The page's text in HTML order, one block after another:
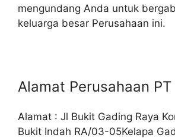
mengundang Anda untuk
keluarga besar Perusahaan ini.
Alamat Perusahaan
Alamat : Jl Bukit Gading Raya
Bukit Indah RA/03-05Kelapa